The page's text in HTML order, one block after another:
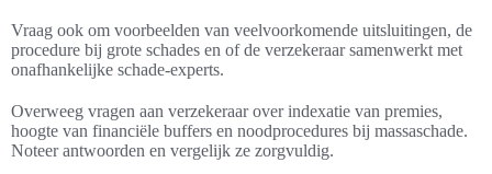
Vraag ook om voorbeelden van veelvoorkomende uitsluitingen, de
procedure bij grote schades en of de verzekeraar samenwerkt met
onafhankelijke schade-experts.
Overweeg vragen aan verzekeraar over indexatie van premies,
hoogte van financiële buffers en noodprocedures bij massaschade.
Noteer antwoorden en vergelijk ze zorgvuldig.